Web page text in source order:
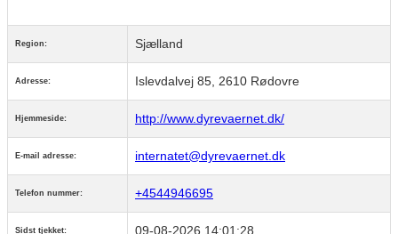
Region: Sjælland
Adresse: Islevdalvej 85, 2610 Rødovre
Hjemmeside: http://www.dyrevaernet.dk/
E-mail adresse: internatet@dyrevaernet.dk
Telefon nummer: +4544946695
Sidst tjekket: 09-08-2026 14:01:28